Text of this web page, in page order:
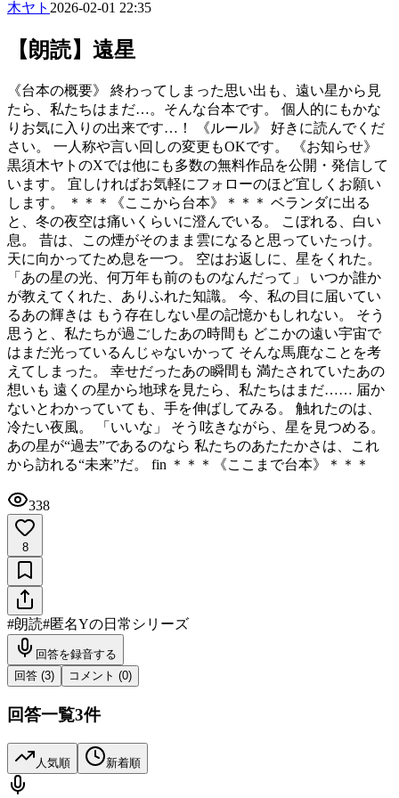
木ヤト 2026-02-01 22:35
【朗読】遠星
《台本の概要》 終わってしまった思い出も、遠い星から見
たら、私たちはまだ…。そんな台本です。 個人的にもかな
りお気に入りの出来です…！ 《ルール》 好きに読んでくだ
さい。 一人称や言い回しの変更もOKです。 《お知らせ》
黒須木ヤトのXでは他にも多数の無料作品を公開・発信して
います。 宜しければお気軽にフォローのほど宜しくお願い
します。 ＊＊＊《ここから台本》＊＊＊ ベランダに出る
と、冬の夜空は痛いくらいに澄んでいる。 こぼれる、白い
息。 昔は、この煙がそのまま雲になると思っていたっけ。
天に向かってため息を一つ。 空はお返しに、星をくれた。
「あの星の光、何万年も前のものなんだって」 いつか誰か
が教えてくれた、ありふれた知識。 今、私の目に届いてい
るあの輝きは もう存在しない星の記憶かもしれない。 そう
思うと、私たちが過ごしたあの時間も どこかの遠い宇宙で
はまだ光っているんじゃないかって そんな馬鹿なことを考
えてしまった。 幸せだったあの瞬間も 満たされていたあの
想いも 遠くの星から地球を見たら、私たちはまだ…… 届か
ないとわかっていても、手を伸ばしてみる。 触れたのは、
冷たい夜風。 「いいな」 そう呟きながら、星を見つめる。
あの星が“過去”であるのなら 私たちのあたたかさは、これ
から訪れる“未来”だ。 fin ＊＊＊《ここまで台本》＊＊＊
338
8
#朗読#匿名Yの日常シリーズ
回答を録音する
回答 (3) コメント (0)
回答一覧3件
人気順 新着順